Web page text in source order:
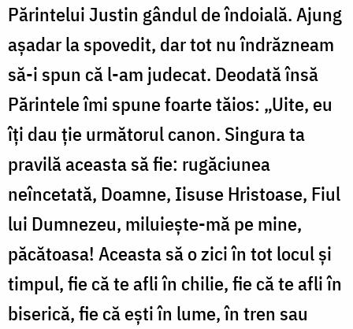
Părintelui Justin gândul de îndoială. Ajung
așadar la spovedit, dar tot nu îndrăzneam
să-i spun că l-am judecat. Deodată însă
Părintele îmi spune foarte tăios: „Uite, eu
îți dau ție următorul canon. Singura ta
pravilă aceasta să fie: rugăciunea
neîncetată, Doamne, Iisuse Hristoase, Fiul
lui Dumnezeu, miluiește-mă pe mine,
păcătoasa! Aceasta să o zici în tot locul și
timpul, fie că te afli în chilie, fie că te afli în
biserică, fie că ești în lume, în tren sau